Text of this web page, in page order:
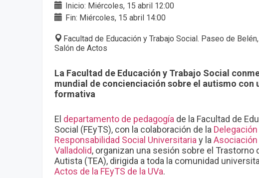
Inicio: Miércoles, 15 abril 12:00
Fin: Miércoles, 15 abril 14:00
Facultad de Educación y Trabajo Social. Paseo de
Salón de Actos
La Facultad de Educación y Trabajo Social
mundial de concienciación sobre el autismo con
formativa
El departamento de pedagogía de la Facultad de
Social (FEyTS), con la colaboración de la
Responsabilidad Social Universitaria y la
Valladolid, organizan una sesión sobre el Trastorno
Autista (TEA), dirigida a toda la comunidad
Actos de la FEyTS de la UVa.